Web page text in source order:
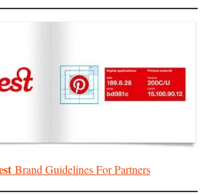
Brand Guidelines For Partners